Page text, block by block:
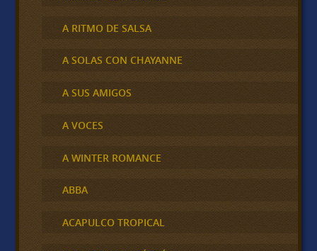
A RITMO DE SALSA
A SOLAS CON CHAYANNE
A SUS AMIGOS
A VOCES
A WINTER ROMANCE
ABBA
ACAPULCO TROPICAL